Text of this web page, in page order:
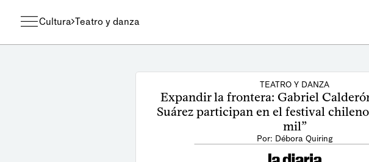
Cultura Teatro y danza
TEATRO Y DANZA
Expandir la frontera: Gabriel
Suárez participan en el festival chileno
mil”
Por: Débora Quiring